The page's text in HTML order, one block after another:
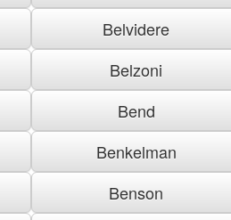
Belvidere
Belzoni
Bend
Benkelman
Benson